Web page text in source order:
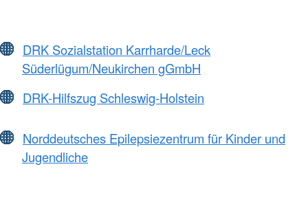
DRK Sozialstation Karrharde/Leck
Süderlügum/Neukirchen gGmbH
DRK-Hilfszug Schleswig-Holstein
Norddeutsches Epilepsiezentrum für Kinder und
Jugendliche